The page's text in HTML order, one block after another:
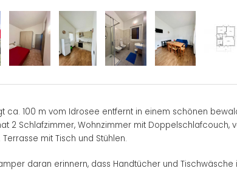
ca. 100 m vom Idrosee entfernt in einem schönen
2 Schlafzimmer, Wohnzimmer mit Doppelschlafcouch,
mit Tisch und Stühlen.
daran erinnern, dass Handtücher und